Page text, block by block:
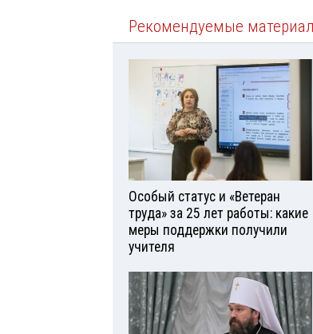
Рекомендуемые
Особый статус и «Ветеран
труда» за 25 лет работы: какие
меры поддержки получили
учителя